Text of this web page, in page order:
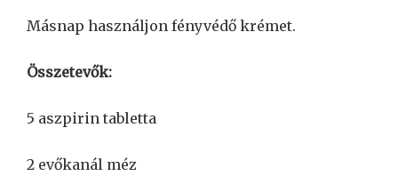
Másnap használjon fényvédő krémet.
Összetevők:
5 aszpirin tabletta
2 evőkanál méz